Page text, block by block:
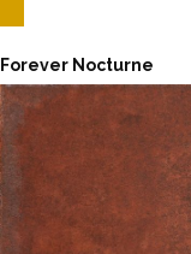
Forever Nocturne